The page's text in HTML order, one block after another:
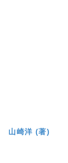
山崎洋 (著)